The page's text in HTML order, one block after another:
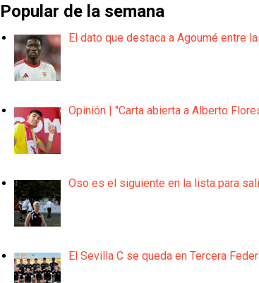
Popular de la semana
El dato que destaca a Agoumé entre
Opinión | "Carta abierta a Alberto
Oso es el siguiente en la lista para
El Sevilla C se queda en Tercera